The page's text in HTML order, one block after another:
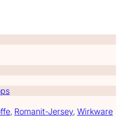
, Romanit-Jersey, Wirkware